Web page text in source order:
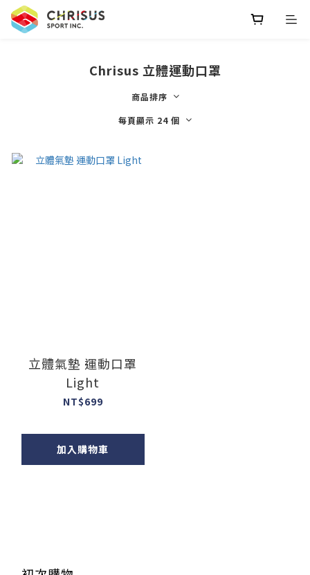
Chrisus 立體運動口罩
商品排序
每頁顯示 24 個
立體氣墊 運動口罩
Light
NT$699
加入購物車